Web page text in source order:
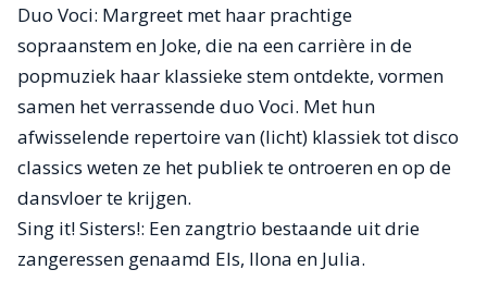
Duo Voci: Margreet met haar prachtige
sopraanstem en Joke, die na een carrière in de
popmuziek haar klassieke stem ontdekte, vormen
samen het verrassende duo Voci. Met hun
afwisselende repertoire van (licht) klassiek tot disco
classics weten ze het publiek te ontroeren en op de
dansvloer te krijgen.
Sing it! Sisters!: Een zangtrio bestaande uit drie
zangeressen genaamd Els, Ilona en Julia.